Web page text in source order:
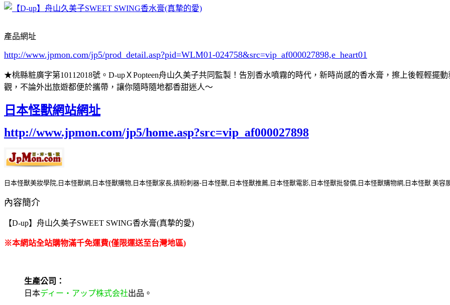
產品網址
http://www.jpmon.com/jp5/prod_detail.asp?pid=WLM01-024758&src=vip_af000027898,e_heart01
★桃縣粧廣字第10112018號。D-upＸPopteen舟山久美子共同監製！告別香水噴霧的時代，新時尚感的香水膏，擦上後輕輕擺
觀，不論外出旅遊都便於攜帶，讓你隨時隨地都香甜迷人～
日本怪獸網站網址
http://www.jpmon.com/jp5/home.asp?src=vip_af000027898
日本怪獸美妝學院,日本怪獸網,日本怪獸購物,日本怪獸家長,擠粉刺器-日本怪獸,日本怪獸推薦,日本怪獸電影,日本怪獸批發價,日本怪獸購物網,日本怪獸 美容
內容簡介
【D-up】舟山久美子SWEET SWING香水膏(真摯的愛)
※本網站全站購物滿千免運費(僅限運送至台灣地區)
生產公司：
日本ディー・アップ株式会社出品。